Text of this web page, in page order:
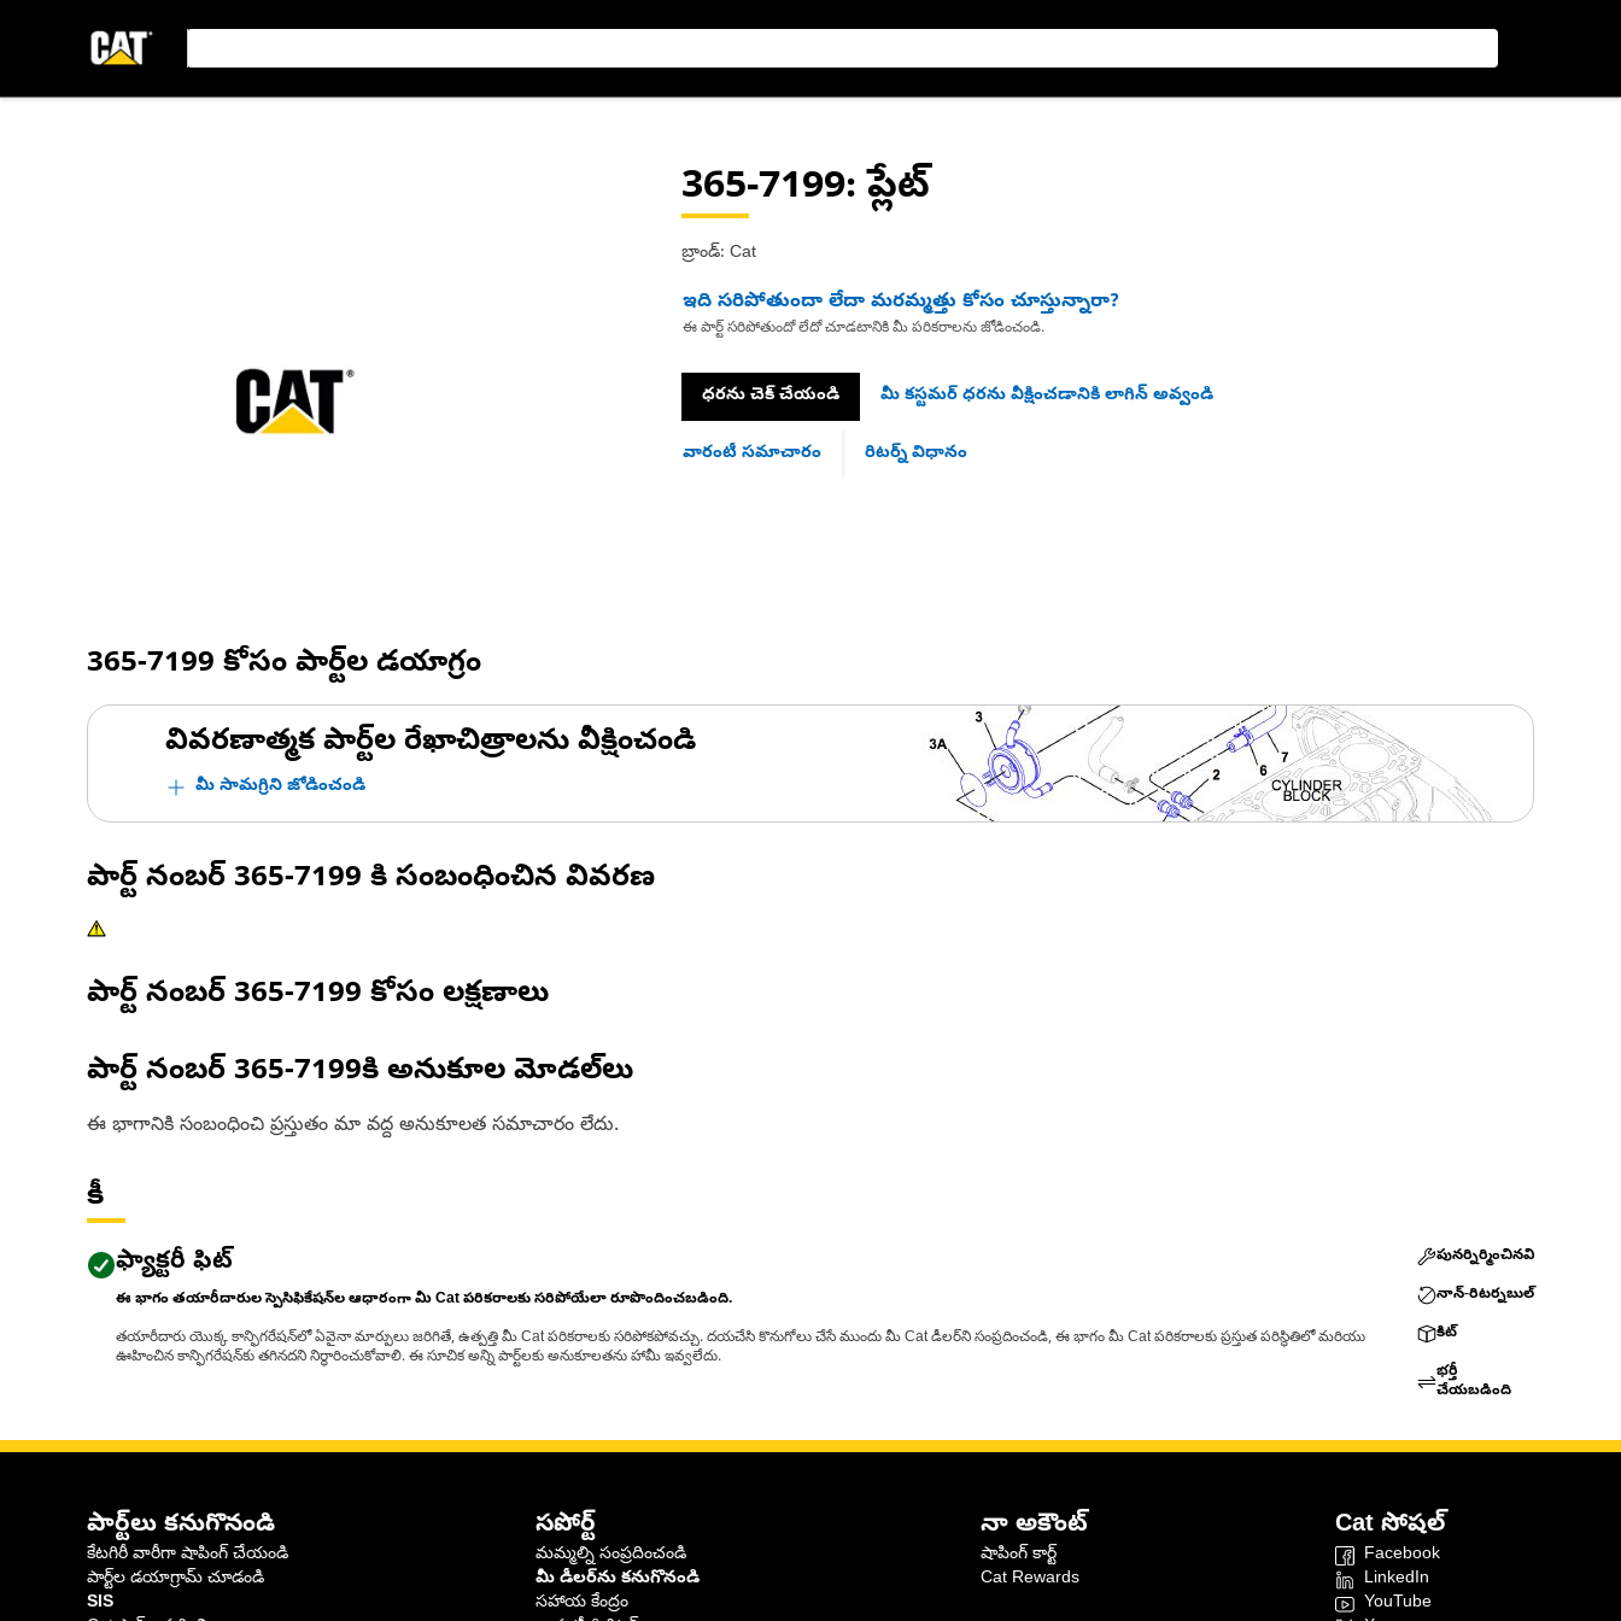
365-7199: ప్లేట్
బ్రాండ్: Cat
ఇది సరిపోతుందా లేదా మరమ్మత్తు కోసం చూస్తున్నారా?
ఈ పార్ట్ సరిపోతుందో లేదో చూడటానికి మీ పరికరాలను జోడించండి.
ధరను చెక్ చేయండి మీ కస్టమర్ ధరను వీక్షించడానికి లాగిన్ అవ్వండి
వారంటీ సమాచారం రిటర్న్ విధానం
365-7199 కోసం పార్ట్‌ల డయాగ్రం
వివరణాత్మక పార్ట్‌ల రేఖాచిత్రాలను వీక్షించండి
మీ సామగ్రిని జోడించండి
పార్ట్ నంబర్ 365-7199 కి సంబంధించిన వివరణ
పార్ట్ నంబర్ 365-7199 కోసం లక్షణాలు
పార్ట్ నంబర్ 365-7199కి అనుకూల మోడల్‌లు
ఈ భాగానికి సంబంధించి ప్రస్తుతం మా వద్ద అనుకూలత సమాచారం లేదు.
కీ
ఫ్యాక్టరీ ఫిట్
ఈ భాగం తయారీదారుల స్పెసిఫికేషన్‌ల ఆధారంగా మీ Cat పరికరాలకు సరిపోయేలా రూపొందించబడింది.
తయారీదారు యొక్క కాన్ఫిగరేషన్‌లో ఏవైనా మార్పులు జరిగితే, ఉత్పత్తి మీ Cat పరికరాలకు సరిపోకపోవచ్చు. దయచేసి కొనుగోలు చేసే ముందు మీ Cat డీలర్‌ని సంప్రదించండి, ఈ భాగం మీ Cat పరికరాలకు ప్రస్తుత పరిస్థితిలో మరియు
ఊహించిన కాన్ఫిగరేషన్‌కు తగినదని నిర్ధారించుకోవాలి. ఈ సూచిక అన్ని పార్ట్‌లకు అనుకూలతను హామీ ఇవ్వలేదు.
పునర్నిర్మించినవి
నాన్-రిటర్నబుల్
కిట్
భర్తీ
చేయబడింది
పార్ట్‌లు కనుగొనండి
కేటగిరీ వారీగా షాపింగ్ చేయండి
పార్ట్‌ల డయాగ్రామ్ చూడండి
SIS
సపోర్ట్
మమ్మల్ని సంప్రదించండి
మీ డీలర్‌ను కనుగొనండి
సహాయ కేంద్రం
నా అకౌంట్
షాపింగ్ కార్ట్
Cat Rewards
Cat సోషల్
Facebook
LinkedIn
YouTube